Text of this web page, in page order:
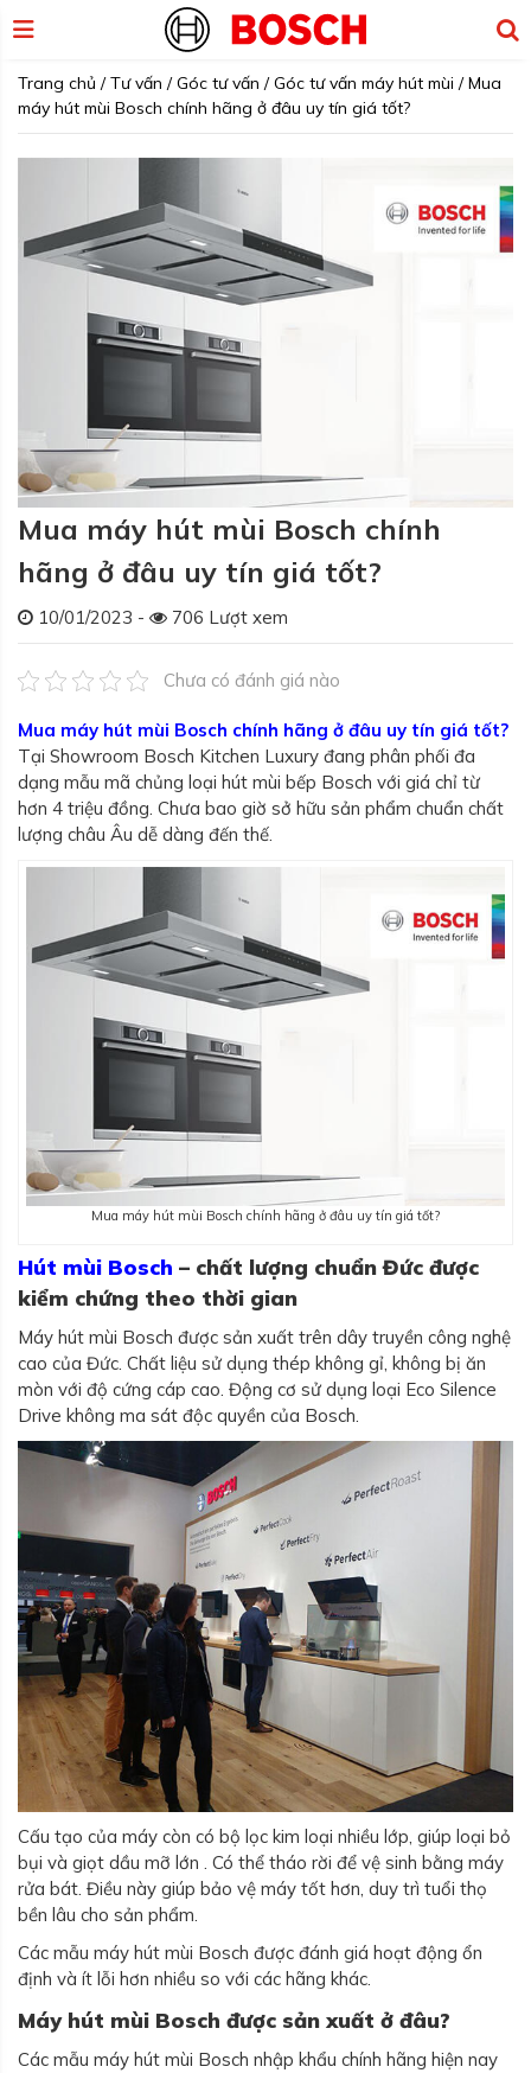
Trang chủ /Tư vấn /Góc tư vấn /Góc tư vấn máy hút mùi /Mua
máy hút mùi Bosch chính hãng ở đâu uy tín giá tốt?
Mua máy hút mùi Bosch chính
hãng ở đâu uy tín giá tốt?
10/01/2023 - 706 Lượt xem
Chưa có đánh giá nào
Mua máy hút mùi Bosch chính hãng ở đâu uy tín giá tốt?
Tại Showroom Bosch Kitchen Luxury đang phân phối đa
dạng mẫu mã chủng loại hút mùi bếp Bosch với giá chỉ từ
hơn 4 triệu đồng. Chưa bao giờ sở hữu sản phẩm chuẩn chất
lượng châu Âu dễ dàng đến thế.
Mua máy hút mùi Bosch chính hãng ở đâu uy tín giá tốt?
Hút mùi Bosch – chất lượng chuẩn Đức được
kiểm chứng theo thời gian
Máy hút mùi Bosch được sản xuất trên dây truyền công nghệ
cao của Đức. Chất liệu sử dụng thép không gỉ, không bị ăn
mòn với độ cứng cáp cao. Động cơ sử dụng loại Eco Silence
Drive không ma sát độc quyền của Bosch.
Cấu tạo của máy còn có bộ lọc kim loại nhiều lớp, giúp loại bỏ
bụi và giọt dầu mỡ lớn . Có thể tháo rời để vệ sinh bằng máy
rửa bát. Điều này giúp bảo vệ máy tốt hơn, duy trì tuổi thọ
bền lâu cho sản phẩm.
Các mẫu máy hút mùi Bosch được đánh giá hoạt động ổn
định và ít lỗi hơn nhiều so với các hãng khác.
Máy hút mùi Bosch được sản xuất ở đâu?
Các mẫu máy hút mùi Bosch nhập khẩu chính hãng hiện nay